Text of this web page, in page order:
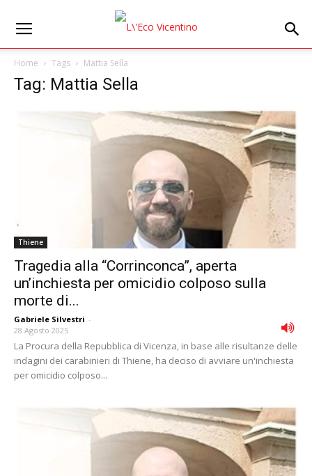
Home Tags Mattia Sella
Tag: Mattia Sella
Thiene
Tragedia alla “Corrinconca”, aperta
un’inchiesta per omicidio colposo sulla
morte di...
Gabriele Silvestri -
28 Agosto 2025
La Procura della Repubblica di Vicenza, in base alle risultanze delle
indagini dei carabinieri di Thiene, ha deciso di avviare un'inchiesta
per omicidio colposo...